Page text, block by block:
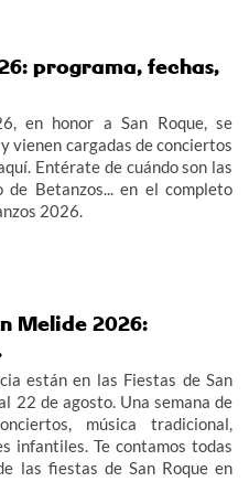
programa, fechas,
en honor a San Roque, se
vienen cargadas de conciertos
Entérate de cuándo son las
Betanzos... en el completo
2026.
Melide 2026:
están en las Fiestas de San
22 de agosto. Una semana de
música tradicional,
infantiles. Te contamos todas
las fiestas de San Roque en